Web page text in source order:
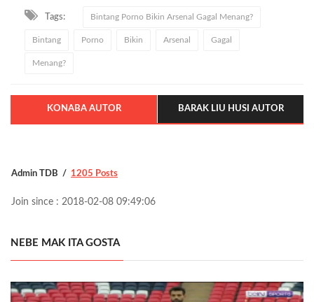
Tags: Bintang Porno Bikin Arsenal Gagal Menang?
Bintang Porno Bikin Arsenal Gagal
Menang?
KONABA AUTOR BARAK LIU HUSI AUTOR
Admin TDB 1205 Posts
Join since : 2018-02-08 09:49:06
NEBE MAK ITA GOSTA